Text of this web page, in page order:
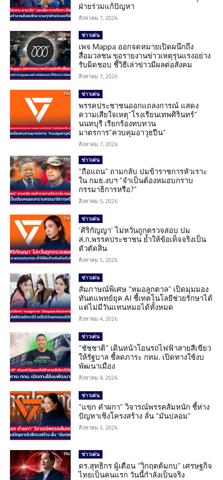
ฝ่ายร่วมแก้ปัญหา
สิงหาคม 7, 2026
ข่าวเด่น
เพจ Mappa ออกจดหมายเปิดผนึกถึง
สื่อมวลชน ขอรายงานข่าวเหตุรุนแรงอย่าง
รับผิดชอบ ชี้วิธีเล่าข่าวมีผลต่อสังคม
สิงหาคม 7, 2026
ข่าวเด่น
พรรคประชาชนออกแถลงการณ์ แสดง
ความเสียใจเหตุ”โรงเรียนเทพศิรินทร์”
นนทบุรี เรียกร้องทบทวน
มาตรการ”ควบคุมอาวุธปืน”
สิงหาคม 7, 2026
ข่าวเด่น
“ถือแถน” ถามกลับ ปมข้าราชการหัวเราะ
ใน กมธ.งบฯ “จำเป็นต้องหมอบกราบ
กรรมาธิการหรือ?”
สิงหาคม 5, 2026
ข่าวเด่น
‘ศิริกัญญา’ ไม่หวั่นถูกตรวจสอบ ปม
ส.ก.พรรคประชาชน ย้ำให้ข้อเท็จจริงเป็น
ตัวตัดสิน
สิงหาคม 5, 2026
ข่าวเด่น
สัมภาษณ์พิเศษ “หมอลูกตาล” เปิดมุมมอง
ทันตแพทย์ยุค AI ชี้เทคโนโลยีช่วยรักษาได้
แต่ไม่มีวันแทนหมอได้ทั้งหมด
สิงหาคม 4, 2026
ข่าวเด่น
“ชัชชาติ” เดินหน้าโอนรถไฟฟ้าสายสีเขียว
ให้รัฐบาล ชี้ลดภาระ กทม. เปิดทางใช้งบ
พัฒนาเมือง
สิงหาคม 4, 2026
ข่าวเด่น
“แขก คำผกา” วิจารณ์พรรคส้มหนัก ชี้ห่าง
ปัญหาเชิงโครงสร้าง ลั่น “มันปลอม”
สิงหาคม 3, 2026
ข่าวเด่น
ดร.สุทธิกร ผู้เตือน “วิกฤตต้มกบ” เศรษฐกิจ
ไทยเป็นคนแรก วันนี้กำลังเป็นจริง